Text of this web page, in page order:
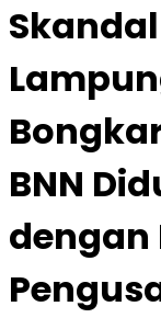
BNN
dengan